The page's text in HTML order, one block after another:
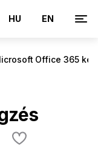
üres
HU EN
Office 365